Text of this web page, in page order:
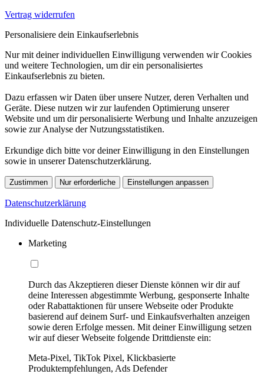
Vertrag widerrufen
Personalisiere dein Einkaufserlebnis
Nur mit deiner individuellen Einwilligung verwenden wir Cookies
und weitere Technologien, um dir ein personalisiertes
Einkaufserlebnis zu bieten.
Dazu erfassen wir Daten über unsere Nutzer, deren Verhalten und
Geräte. Diese nutzen wir zur laufenden Optimierung unserer
Website und um dir personalisierte Werbung und Inhalte anzuzeigen
sowie zur Analyse der Nutzungsstatistiken.
Erkundige dich bitte vor deiner Einwilligung in den Einstellungen
sowie in unserer Datenschutzerklärung.
Zustimmen Nur erforderliche Einstellungen anpassen
Datenschutzerklärung
Individuelle Datenschutz-Einstellungen
Marketing
Durch das Akzeptieren dieser Dienste können wir dir auf
deine Interessen abgestimmte Werbung, gesponserte Inhalte
oder Rabattaktionen für unsere Webseite oder Produkte
basierend auf deinem Surf- und Einkaufsverhalten anzeigen
sowie deren Erfolge messen. Mit deiner Einwilligung setzen
wir auf dieser Webseite folgende Drittdienste ein:
Meta-Pixel, TikTok Pixel, Klickbasierte
Produktempfehlungen, Ads Defender